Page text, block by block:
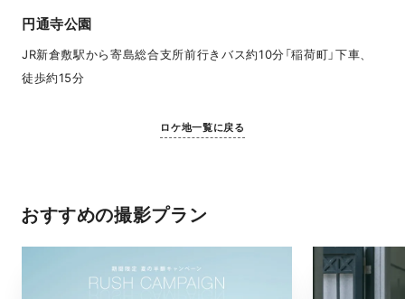
円通寺公園
JR新倉敷駅から寄島総合支所前行きバス約10分「稲荷町」下車、
徒歩約15分
ロケ地一覧に戻る
おすすめの撮影プラン